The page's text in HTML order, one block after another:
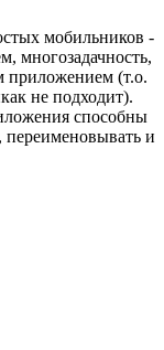
мобильников -
многозадачность,
приложением (т.о.
не подходит).
способны
переименовывать и